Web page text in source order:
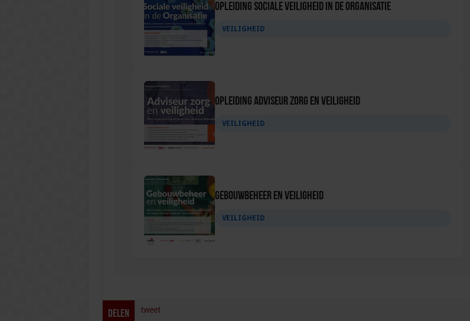
Opleiding Sociale Veiligheid in de Organisatie
VEILIGHEID
Opleiding Adviseur zorg en veiligheid
VEILIGHEID
Gebouwbeheer en veiligheid
VEILIGHEID
Delen tweet